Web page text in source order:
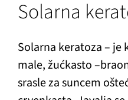
Solarna
Solarna keratoza – je
male, žućkasto
srasle za suncem